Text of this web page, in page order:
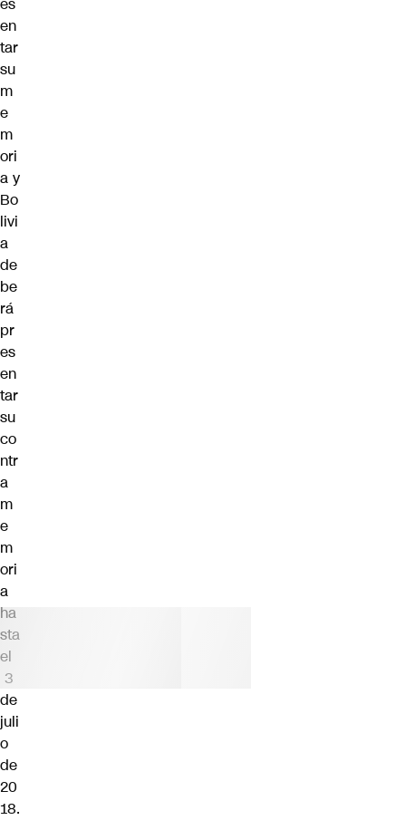
en
tar
su
m
e
m
ori
a y
Bo
livi
a
de
be
rá
pr
es
en
tar
su
co
ntr
a
m
e
m
ori
a
ha
sta
el
3
de
juli
o
de
20
18.